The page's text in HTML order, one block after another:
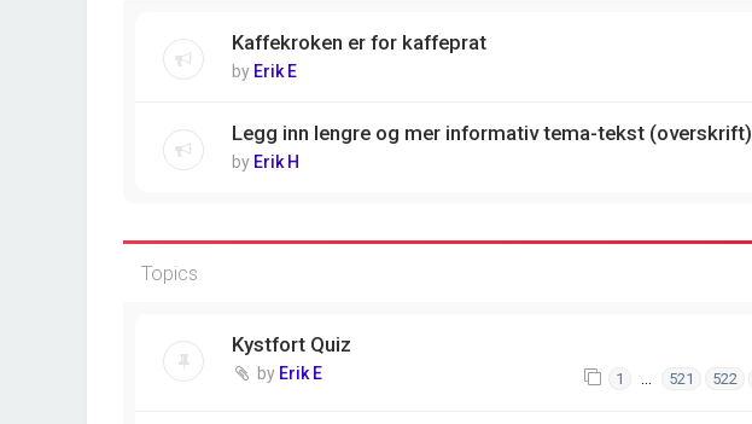
Kaffekroken er for kaffeprat
by Erik E
Legg inn lengre og mer informativ tema-tekst (overskrift)
by Erik H
Topics
Kystfort Quiz
by Erik E 1 … 521 522